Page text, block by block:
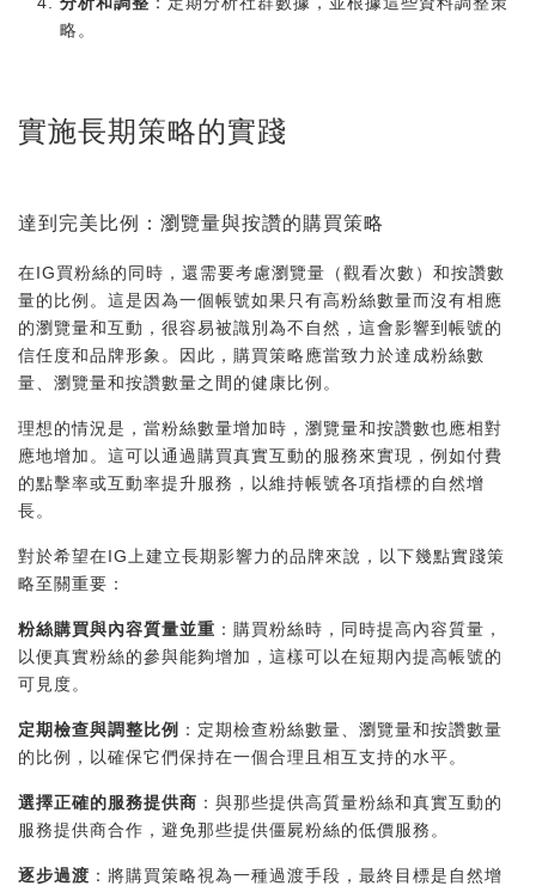
略。
實施長期策略的實踐
達到完美比例：瀏覽量與按讚的購買策略
在IG買粉絲的同時，還需要考慮瀏覽量（觀看次數）和按讚數
量的比例。這是因為一個帳號如果只有高粉絲數量而沒有相應
的瀏覽量和互動，很容易被識別為不自然，這會影響到帳號的
信任度和品牌形象。因此，購買策略應當致力於達成粉絲數
量、瀏覽量和按讚數量之間的健康比例。
理想的情況是，當粉絲數量增加時，瀏覽量和按讚數也應相對
應地增加。這可以通過購買真實互動的服務來實現，例如付費
的點擊率或互動率提升服務，以維持帳號各項指標的自然增
長。
對於希望在IG上建立長期影響力的品牌來說，以下幾點實踐策
略至關重要：
粉絲購買與內容質量並重 ：購買粉絲時，同時提高內容質量，
以便真實粉絲的參與能夠增加，這樣可以在短期內提高帳號的
可見度。
定期檢查與調整比例 ：定期檢查粉絲數量、瀏覽量和按讚數量
的比例，以確保它們保持在一個合理且相互支持的水平。
選擇正確的服務提供商 ：與那些提供高質量粉絲和真實互動的
服務提供商合作，避免那些提供僵屍粉絲的低價服務。
逐步過渡 ：將購買策略視為一種過渡手段，最終目標是自然增